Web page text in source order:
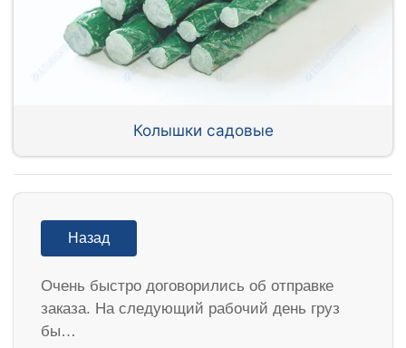
Колышки садовые
Назад
Очень быстро договорились об отправке
заказа. На следующий рабочий день груз
бы…